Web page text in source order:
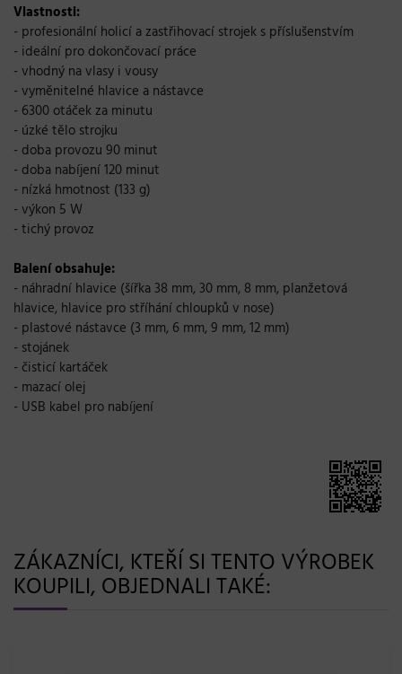
Vlastnosti:
- profesionální holicí a zastřihovací strojek s příslušenstvím
- ideální pro dokončovací práce
- vhodný na vlasy i vousy
- vyměnitelné hlavice a nástavce
- 6300 otáček za minutu
- úzké tělo strojku
- doba provozu 90 minut
- doba nabíjení 120 minut
- nízká hmotnost (133 g)
- výkon 5 W
- tichý provoz
Balení obsahuje:
- náhradní hlavice (šířka 38 mm, 30 mm, 8 mm, planžetová
hlavice, hlavice pro stříhání chloupků v nose)
- plastové nástavce (3 mm, 6 mm, 9 mm, 12 mm)
- stojánek
- čisticí kartáček
- mazací olej
- USB kabel pro nabíjení
ZÁKAZNÍCI, KTEŘÍ SI TENTO VÝROBEK
KOUPILI, OBJEDNALI TAKÉ: